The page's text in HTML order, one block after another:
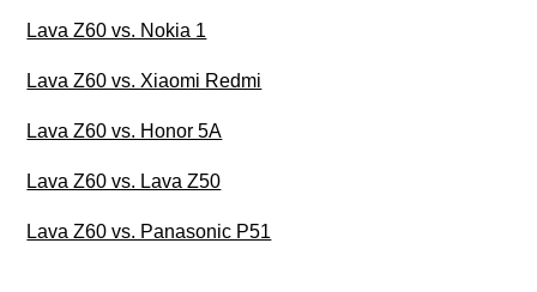
Lava Z60 vs. Nokia 1
Lava Z60 vs. Xiaomi Redmi
Lava Z60 vs. Honor 5A
Lava Z60 vs. Lava Z50
Lava Z60 vs. Panasonic P51